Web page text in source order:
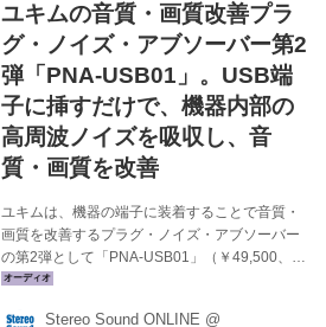
彼の真骨頂は人並み外れてこれらの音質改善に
努めてきたことだ。 彼は昭和52年（1977年）
の入社だから約40年をパナソニックに捧げてき
たことになるが、そうした業績が認め...
ユキムの音質・画質改善プラ
グ・ノイズ・アブソーバー第2
弾「PNA-USB01」。USB端
子に挿すだけで、機器内部の
高周波ノイズを吸収し、音
質・画質を改善
ユキムは、機器の端子に装着することで音質・
画質を改善するプラグ・ノイズ・アブソーバー
の第2弾として「PNA-USB01」（￥49,500、税
込）を9月に発売する。 リリースから1年半、エ
Stereo Sound ONLINE @